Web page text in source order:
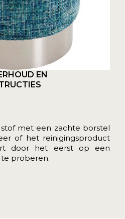
EN
met een zachte borstel
of het reinigingsproduct
door het eerst op een
proberen.